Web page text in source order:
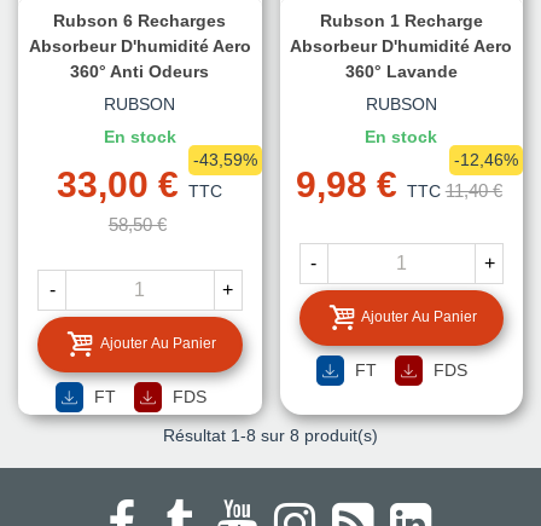
Rubson 6 Recharges
Absorbeur D'humidité Aero
360° Anti Odeurs
RUBSON
En stock
33,00 € TTC
58,50 €
-43,59%
- +
Ajouter Au Panier
FT FDS
Rubson 1 Recharge
Absorbeur D'humidité Aero
360° Lavande
RUBSON
En stock
9,98 € TTC 11,40 €
-12,46%
- +
Ajouter Au Panier
FT FDS
Résultat 1-8 sur 8 produit(s)